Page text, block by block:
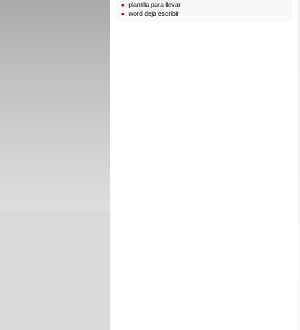
plantilla para llevar
word deja escribir